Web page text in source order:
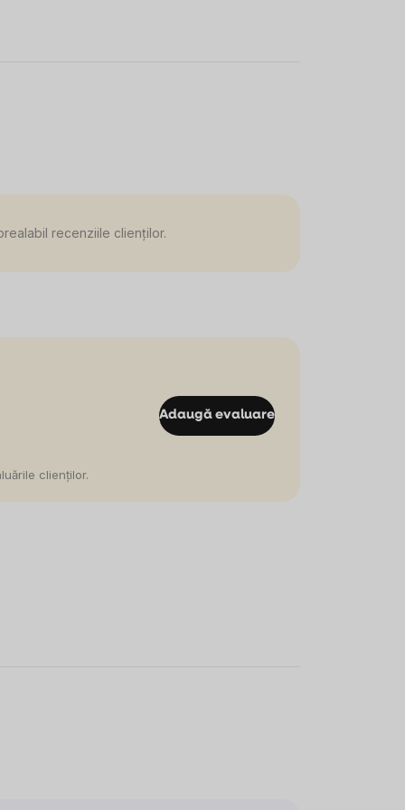
recenziile clienților.
Adaugă evaluare
clienților.